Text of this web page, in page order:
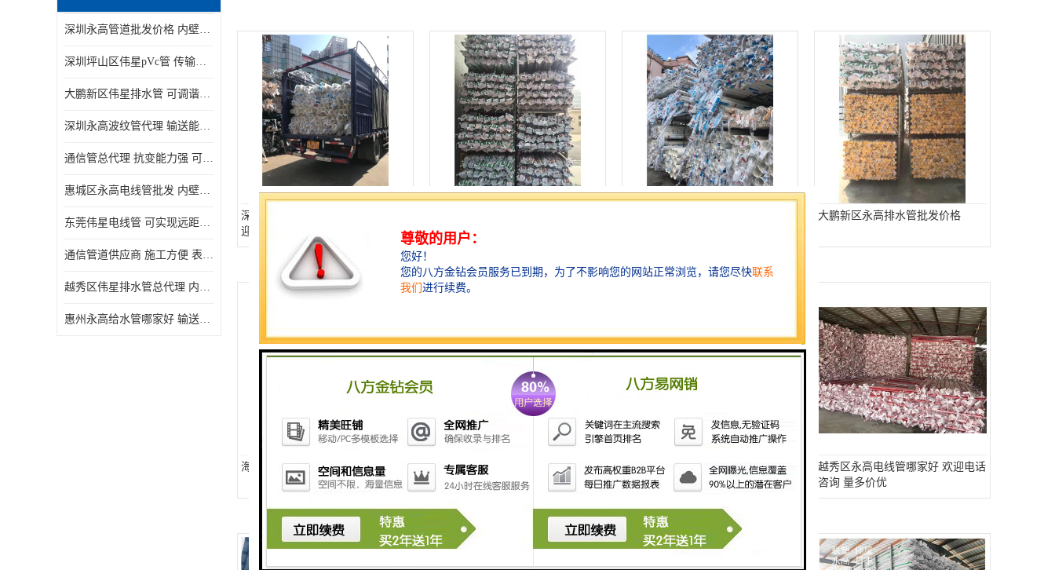
深圳永高管道批发价格 内壁光滑 抗震性能好
深圳坪山区伟星pVc管 传输损耗小 频率稳定性好
大鹏新区伟星排水管 可调谐性好 大功率 效率高
深圳永高波纹管代理 输送能力强 可以承受高温
通信管总代理 抗变能力强 可耐强震 扭曲
惠城区永高电线管批发 内壁光滑 抗震性能好
东莞伟星电线管 可实现远距离通信 频率稳定性好
通信管道供应商 施工方便 表面电阻系数大
越秀区伟星排水管总代理 内部表面光滑 大功率 效率高
惠州永高给水管哪家好 输送能力强 方便施工和运输
深圳永高PVC联塑排水管经销商 欢
迎电话咨询 量多价优
理 欢迎电话咨询 量多价优
大鹏新区永高排水管批发价格
海珠区永高排水管总代理 龙华区永高HDPE双壁波纹管批发
海珠区永高PPR联塑保温管批发厂
家 欢迎电话咨询 量多价优
越秀区永高电线管哪家好 欢迎电话
咨询 量多价优